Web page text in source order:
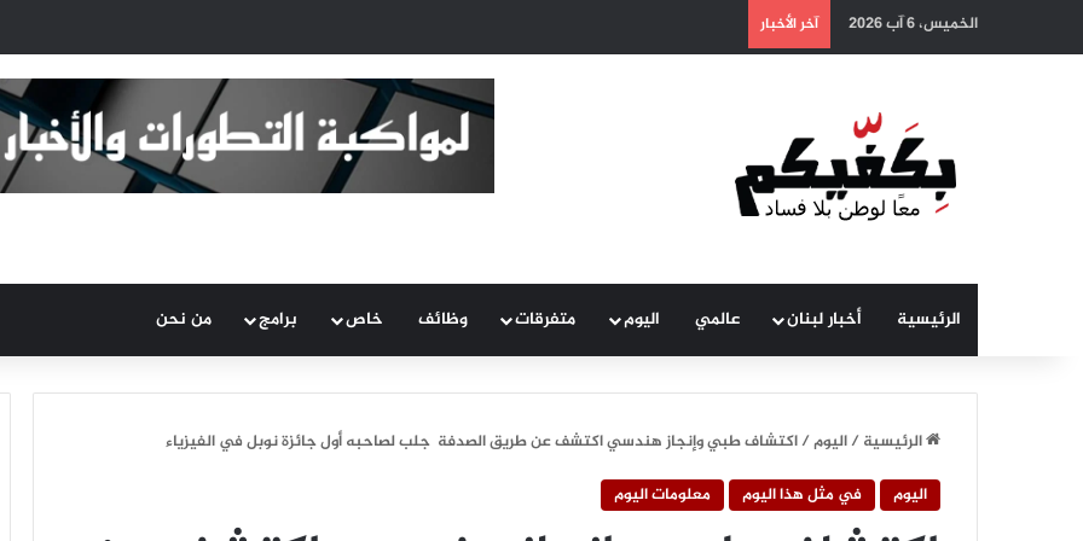
الخميس، 6 آب 2026 آخر الأخبار
الرئيسية أخبار لبنان عالمي اليوم متفرقات وظائف خاص برامج من نحن
الرئيسية/اليوم/اكتشاف طبي وإنجاز هندسي اكتشف عن طريق الصدفة جلب لصاحبه أول جائزة نوبل في الفيزياء
اليوم
في مثل هذا اليوم معلومات اليوم